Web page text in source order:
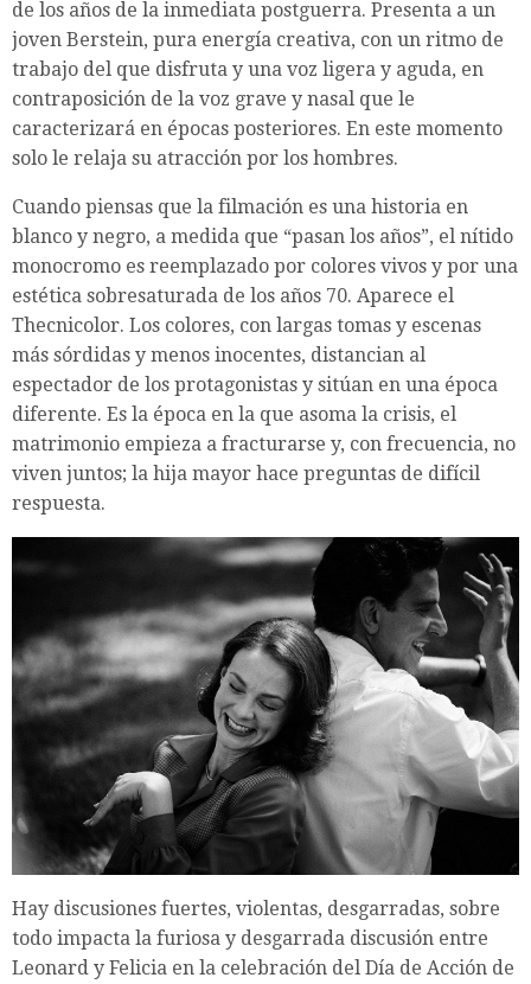
de los años de la inmediata postguerra. Presenta a un
joven Berstein, pura energía creativa, con un ritmo de
trabajo del que disfruta y una voz ligera y aguda, en
contraposición de la voz grave y nasal que le
caracterizará en épocas posteriores. En este momento
solo le relaja su atracción por los hombres.
Cuando piensas que la filmación es una historia en
blanco y negro, a medida que “pasan los años”, el nítido
monocromo es reemplazado por colores vivos y por una
estética sobresaturada de los años 70. Aparece el
Thecnicolor. Los colores, con largas tomas y escenas
más sórdidas y menos inocentes, distancian al
espectador de los protagonistas y sitúan en una época
diferente. Es la época en la que asoma la crisis, el
matrimonio empieza a fracturarse y, con frecuencia, no
viven juntos; la hija mayor hace preguntas de difícil
respuesta.
Hay discusiones fuertes, violentas, desgarradas, sobre
todo impacta la furiosa y desgarrada discusión entre
Leonard y Felicia en la celebración del Día de Acción de